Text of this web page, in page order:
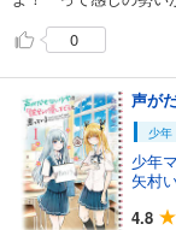
0
少年
少年
矢村
4.8